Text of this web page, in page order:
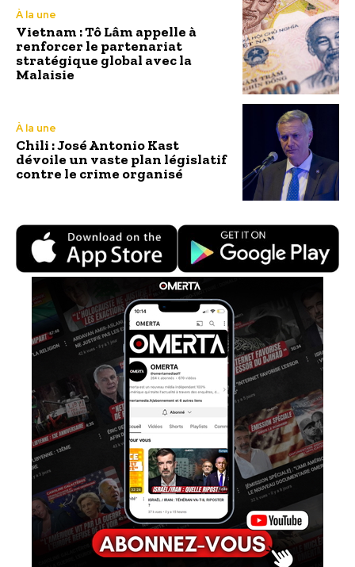
À la une
Vietnam : Tô Lâm appelle à
renforcer le partenariat
stratégique global avec la
Malaisie
À la une
Chili : José Antonio Kast
dévoile un vaste plan législatif
contre le crime organisé